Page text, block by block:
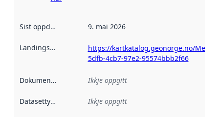
Sist oppdatert 9. mai 2026
Landingsside
https://kartkatalog.geonorge.no/
5dfb-4cb7-97e2-95574bbb2f66
Dokumentasjon Ikkje oppgitt
Datasettype Ikkje oppgitt